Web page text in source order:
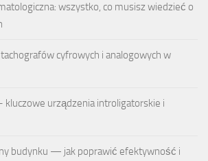
wszystko, co musisz wiedzieć o
cyfrowych i analogowych w
kluczowe urządzenia introligatorskie i
budynku — jak poprawić efektywność i